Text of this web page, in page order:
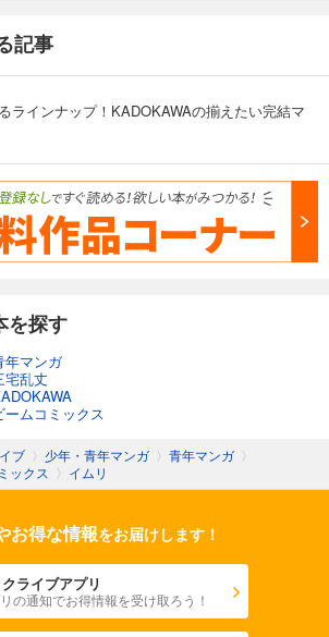
記事
ラインナップ！KADOKAWAの揃えたい完結マ
を探す
年マンガ
宅乱丈
ームコミックス
ブ 〉 少年・青年マンガ 〉 青年マンガ 〉
ックス 〉 イムリ
お得な情報をお届けします！
ライブアプリ
の通知でお得情報を受け取ろう！